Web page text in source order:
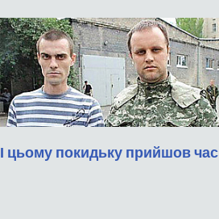
І цьому покидьку прийшов час